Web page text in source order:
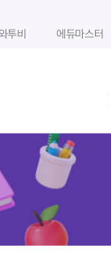
투비 에듀마스터